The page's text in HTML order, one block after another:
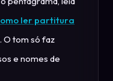
ler partitura
O tom só faz
e nomes de